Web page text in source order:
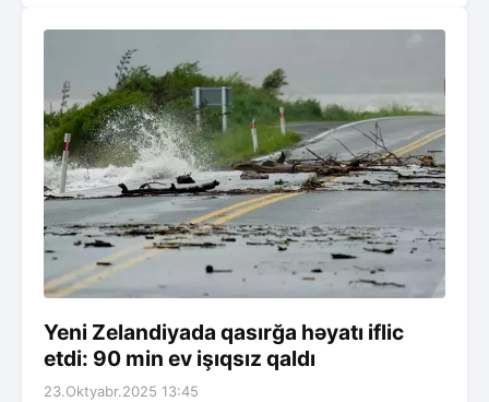
Yeni Zelandiyada qasırğa həyatı iflic
etdi: 90 min ev işıqsız qaldı
23.Oktyabr.2025 13:45